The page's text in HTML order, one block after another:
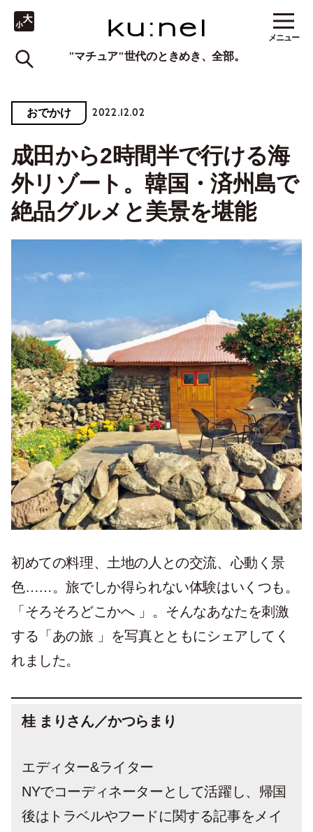
"マチュア"世代のときめき、全部。
メニュー
おでかけ 2022.12.02
成田から2時間半で行ける海
外リゾート。韓国・済州島で
絶品グルメと美景を堪能
初めての料理、土地の人との交流、心動く景
色……。旅でしか得られない体験はいくつも。
「そろそろどこかへ 」。そんなあなたを刺激
する「あの旅 」を写真とともにシェアしてく
れました。
桂 まりさん／かつらまり
エディター&ライター
NYでコーディネーターとして活躍し、帰国
後はトラベルやフードに関する記事をメイ